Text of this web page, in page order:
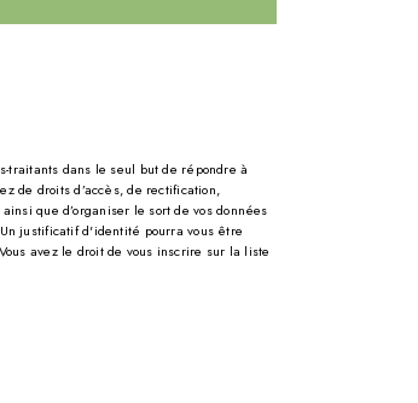
traitants dans le seul but de répondre à
de droits d’accès, de rectification,
que d’organiser le sort de vos données
justificatif d'identité pourra vous être
avez le droit de vous inscrire sur la liste